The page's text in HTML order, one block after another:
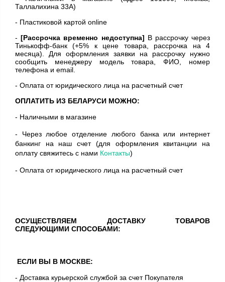
Таллалихина 33А)
- Пластиковой картой online
-[Рассрочка временно недоступна] В рассрочку через
Тинькофф-банк (+5% к цене товара, рассрочка на 4
месяца). Для оформления заявки на рассрочку нужно
сообщить менеджеру модель товара, ФИО, номер
телефона и email.
- Оплата от юридического лица на расчетный счет
ОПЛАТИТЬ ИЗ БЕЛАРУСИ МОЖНО:
- Наличными в магазине
- Через любое отделение любого банка или интернет
банкинг на наш счет (для оформления квитанции на
оплату свяжитесь с нами Контакты)
- Оплата от юридического лица на расчетный счет
ОСУЩЕСТВЛЯЕМ ДОСТАВКУ ТОВАРОВ
СЛЕДУЮЩИМИ СПОСОБАМИ:
ЕСЛИ ВЫ В МОСКВЕ:
- Доставка курьерской службой за счет Покупателя